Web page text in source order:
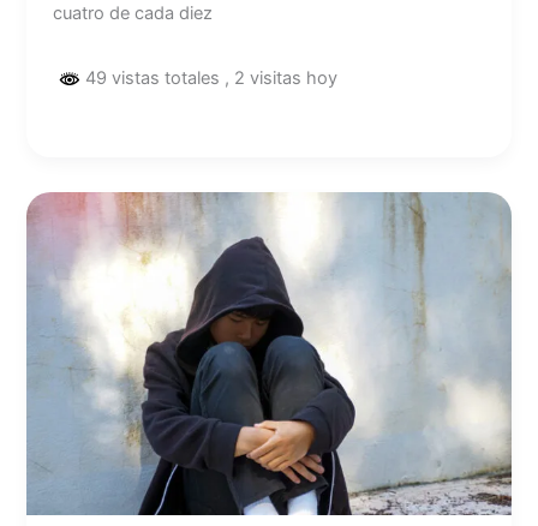
cuatro de cada diez
49 vistas totales , 2 visitas hoy